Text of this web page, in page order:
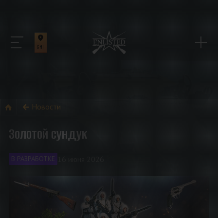
СНГ
Новости
Золотой сундук
В РАЗРАБОТКЕ 16 июня 2026